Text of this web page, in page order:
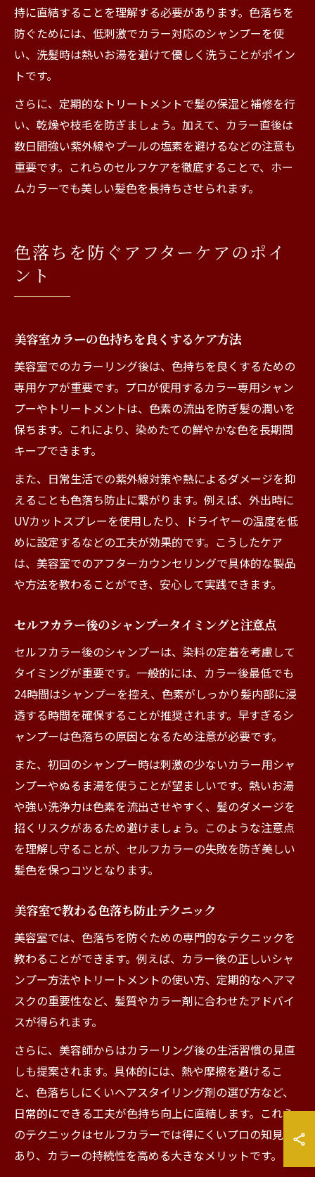
持に直結することを理解する必要があります。色落ちを
防ぐためには、低刺激でカラー対応のシャンプーを使
い、洗髪時は熱いお湯を避けて優しく洗うことがポイン
トです。
さらに、定期的なトリートメントで髪の保湿と補修を行
い、乾燥や枝毛を防ぎましょう。加えて、カラー直後は
数日間強い紫外線やプールの塩素を避けるなどの注意も
重要です。これらのセルフケアを徹底することで、ホー
ムカラーでも美しい髪色を長持ちさせられます。
色落ちを防ぐアフターケアのポイ
ント
美容室カラーの色持ちを良くするケア方法
美容室でのカラーリング後は、色持ちを良くするための
専用ケアが重要です。プロが使用するカラー専用シャン
プーやトリートメントは、色素の流出を防ぎ髪の潤いを
保ちます。これにより、染めたての鮮やかな色を長期間
キープできます。
また、日常生活での紫外線対策や熱によるダメージを抑
えることも色落ち防止に繋がります。例えば、外出時に
UVカットスプレーを使用したり、ドライヤーの温度を低
めに設定するなどの工夫が効果的です。こうしたケア
は、美容室でのアフターカウンセリングで具体的な製品
や方法を教わることができ、安心して実践できます。
セルフカラー後のシャンプータイミングと注意点
セルフカラー後のシャンプーは、染料の定着を考慮して
タイミングが重要です。一般的には、カラー後最低でも
24時間はシャンプーを控え、色素がしっかり髪内部に浸
透する時間を確保することが推奨されます。早すぎるシ
ャンプーは色落ちの原因となるため注意が必要です。
また、初回のシャンプー時は刺激の少ないカラー用シャ
ンプーやぬるま湯を使うことが望ましいです。熱いお湯
や強い洗浄力は色素を流出させやすく、髪のダメージを
招くリスクがあるため避けましょう。このような注意点
を理解し守ることが、セルフカラーの失敗を防ぎ美しい
髪色を保つコツとなります。
美容室で教わる色落ち防止テクニック
美容室では、色落ちを防ぐための専門的なテクニックを
教わることができます。例えば、カラー後の正しいシャ
ンプー方法やトリートメントの使い方、定期的なヘアマ
スクの重要性など、髪質やカラー剤に合わせたアドバイ
スが得られます。
さらに、美容師からはカラーリング後の生活習慣の見直
しも提案されます。具体的には、熱や摩擦を避けるこ
と、色落ちしにくいヘアスタイリング剤の選び方など、
日常的にできる工夫が色持ち向上に直結します。これら
のテクニックはセルフカラーでは得にくいプロの知見で
あり、カラーの持続性を高める大きなメリットです。